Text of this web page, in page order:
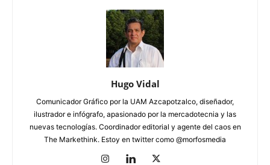
Hugo Vidal
Comunicador Gráfico por la UAM Azcapotzalco, diseñador,
ilustrador e infógrafo, apasionado por la mercadotecnia y las
nuevas tecnologías. Coordinador editorial y agente del caos en
The Markethink. Estoy en twitter como @morfosmedia